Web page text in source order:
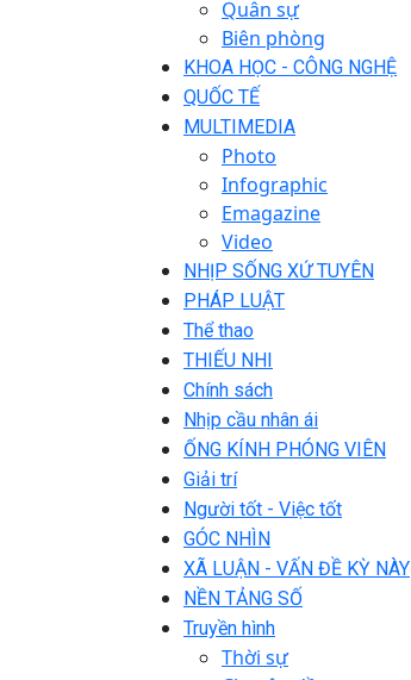
Quân sự
Biên phòng
KHOA HỌC - CÔNG NGHỆ
QUỐC TẾ
MULTIMEDIA
Photo
Infographic
Emagazine
Video
NHỊP SỐNG XỨ TUYÊN
PHÁP LUẬT
Thể thao
THIẾU NHI
Chính sách
Nhịp cầu nhân ái
ỐNG KÍNH PHÓNG VIÊN
Giải trí
Người tốt - Việc tốt
GÓC NHÌN
XÃ LUẬN - VẤN ĐỀ KỲ NÀY
NỀN TẢNG SỐ
Truyền hình
Thời sự